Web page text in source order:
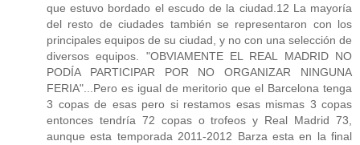
que estuvo bordado el escudo de la ciudad.12 La mayoría
del resto de ciudades también se representaron con los
principales equipos de su ciudad, y no con una selección de
diversos equipos. "OBVIAMENTE EL REAL MADRID NO
PODÍA PARTICIPAR POR NO ORGANIZAR NINGUNA
FERIA"...Pero es igual de meritorio que el Barcelona tenga
3 copas de esas pero si restamos esas mismas 3 copas
entonces tendría 72 copas o trofeos y Real Madrid 73,
aunque esta temporada 2011-2012 Barza esta en la final